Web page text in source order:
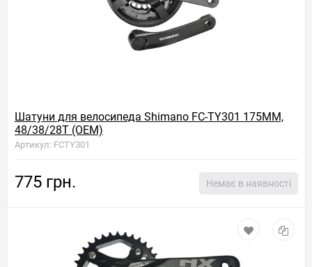
Шатуни для велосипеда Shimano FC-TY301 175ММ,
48/38/28T (OEM)
Артикул: FCTY301
775 грн. Немає в наявності